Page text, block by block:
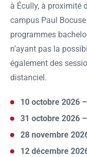
à Écully, à proximité
campus Paul
programmes
n’ayant pas la
également des
distanciel.
10 octobre 2026 –
31 octobre 2026 –
28 novembre
12 décembre